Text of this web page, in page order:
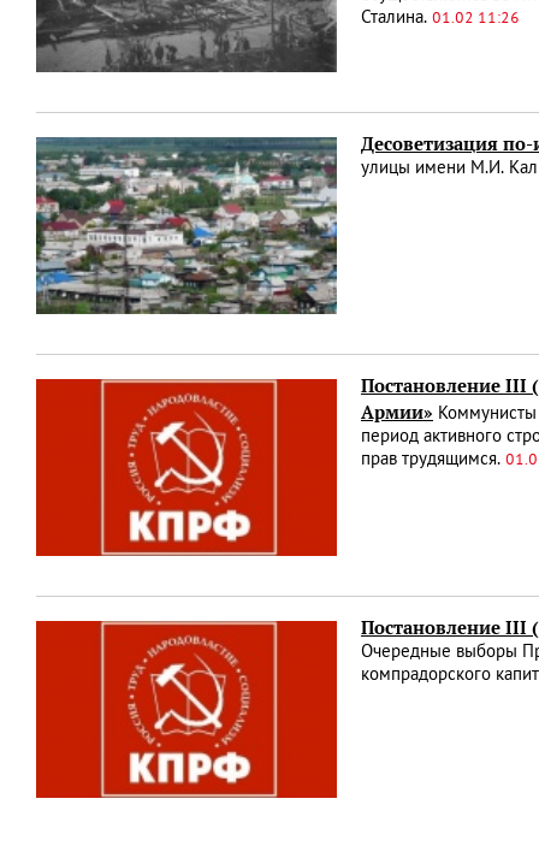
Сталина. 01.02 11:26
Десоветизация по-
улицы имени М.И.
Постановление III
Армии» Коммунисты
период активного
прав трудящимся.
Постановление III
Очередные выборы
компрадорского